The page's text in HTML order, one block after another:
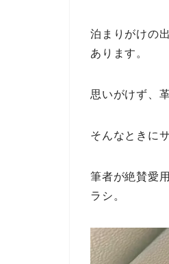
泊まりがけの
あります。
思いがけず、
そんなときに
筆者が絶賛愛
ラシ。